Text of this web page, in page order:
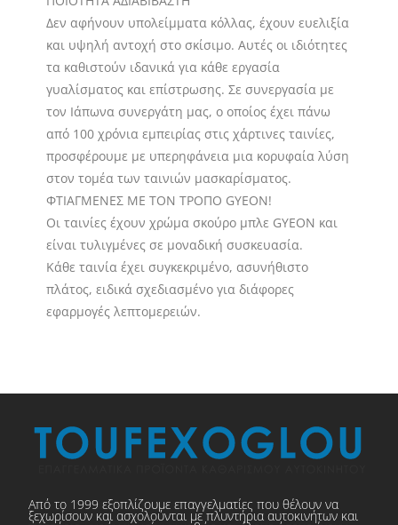
Δεν αφήνουν υπολείμματα κόλλας, έχουν ευελιξία
και υψηλή αντοχή στο σκίσιμο. Αυτές οι ιδιότητες
τα καθιστούν ιδανικά για κάθε εργασία
γυαλίσματος και επίστρωσης. Σε συνεργασία με
τον Ιάπωνα συνεργάτη μας, ο οποίος έχει πάνω
από 100 χρόνια εμπειρίας στις χάρτινες ταινίες,
προσφέρουμε με υπερηφάνεια μια κορυφαία λύση
στον τομέα των ταινιών μασκαρίσματος.
ΦΤΙΑΓΜΕΝΕΣ ΜΕ ΤΟΝ ΤΡΟΠΟ GYEON!
Οι ταινίες έχουν χρώμα σκούρο μπλε GYEON και
είναι τυλιγμένες σε μοναδική συσκευασία.
Κάθε ταινία έχει συγκεκριμένο, ασυνήθιστο
πλάτος, ειδικά σχεδιασμένο για διάφορες
εφαρμογές λεπτομερειών.
Από το 1999 εξοπλίζουμε επαγγελματίες που θέλουν να
ξεχωρίσουν και ασχολούνται με πλυντήρια αυτοκινήτων και